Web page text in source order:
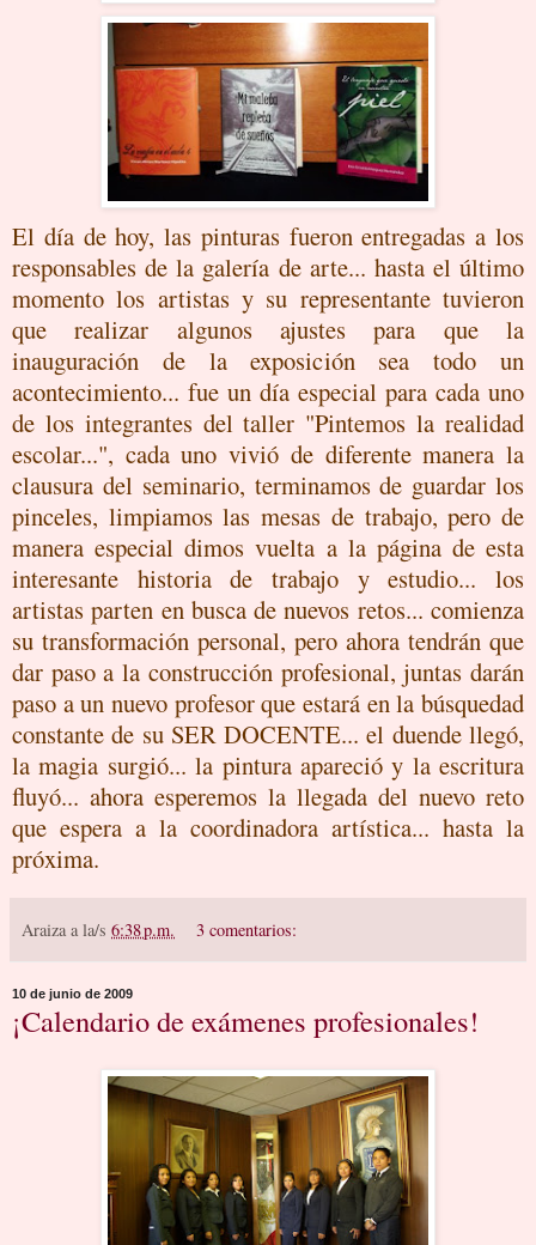
El día de hoy, las pinturas fueron entregadas a los
responsables de la galería de arte... hasta el último
momento los artistas y su representante tuvieron
que realizar algunos ajustes para que la
inauguración de la exposición sea todo un
acontecimiento... fue un día especial para cada uno
de los integrantes del taller "Pintemos la realidad
escolar...", cada uno vivió de diferente manera la
clausura del seminario, terminamos de guardar los
pinceles, limpiamos las mesas de trabajo, pero de
manera especial dimos vuelta a la página de esta
interesante historia de trabajo y estudio... los
artistas parten en busca de nuevos retos... comienza
su transformación personal, pero ahora tendrán que
dar paso a la construcción profesional, juntas darán
paso a un nuevo profesor que estará en la búsquedad
constante de su SER DOCENTE... el duende llegó,
la magia surgió... la pintura apareció y la escritura
fluyó... ahora esperemos la llegada del nuevo reto
que espera a la coordinadora artística... hasta la
próxima.
Araiza a la/s 6:38 p.m. 3 comentarios:
10 de junio de 2009
¡Calendario de exámenes profesionales!